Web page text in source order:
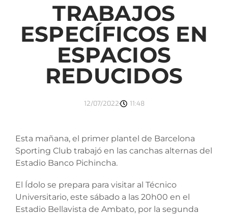
TRABAJOS
ESPECÍFICOS EN
ESPACIOS
REDUCIDOS
12/07/2022 11:48
Esta mañana, el primer plantel de Barcelona
Sporting Club trabajó en las canchas alternas del
Estadio Banco Pichincha.
El Ídolo se prepara para visitar al Técnico
Universitario, este sábado a las 20h00 en el
Estadio Bellavista de Ambato, por la segunda